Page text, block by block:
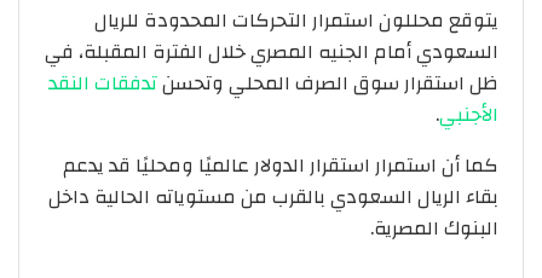
يتوقع محللون استمرار التحركات المحدودة للريال
السعودي أمام الجنيه المصري خلال الفترة المقبلة، في
ظل استقرار سوق الصرف المحلي وتحسنتدفقات النقد
الأجنبي.
كما أن استمرار استقرار الدولار عالميًا ومحليًا قد يدعم
بقاء الريال السعودي بالقرب من مستوياته الحالية داخل
البنوك المصرية.